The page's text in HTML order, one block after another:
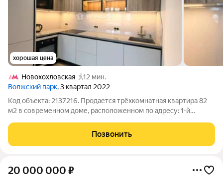
хорошая цена
Новохохловская
12 мин.
Волжский парк, 3 квартал 2022
Код объекта: 2137216. Продается трёхкомнатная квартира 82
м2 в современном доме, расположенном по адресу: 1-й
современным ремонтом и меблировкой (кухня, гостиная,
гардеробная, прихожая) - от
Позвонить
20 000 000 ₽